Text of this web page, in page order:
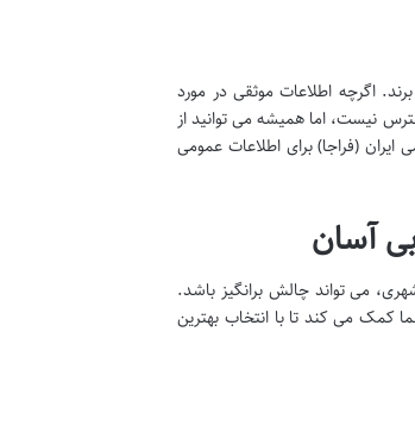
اگرچه اطلاعات موثقی در مورد
به طور عمومی در دسترس نیست، اما همیشه می توانید از
ایران (فراجا) برای اطلاعات عمومی
های شهری، می تواند چالش برانگیز باشد.
کمک می کند تا با انتخاب بهترین